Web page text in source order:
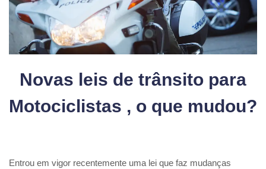
Novas leis de trânsito para
Motociclistas , o que mudou?
Entrou em vigor recentemente uma lei que faz mudanças